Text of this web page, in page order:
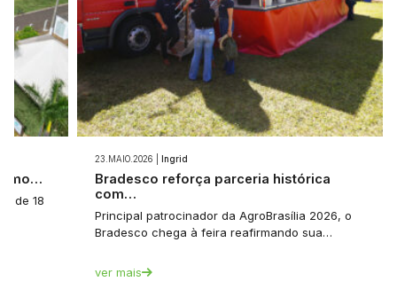
de 18
23.MAIO.2026 | Ingrid
Bradesco reforça parceria histórica
com…
Principal patrocinador da AgroBrasília 2026, o
Bradesco chega à feira reafirmando sua…
ver mais